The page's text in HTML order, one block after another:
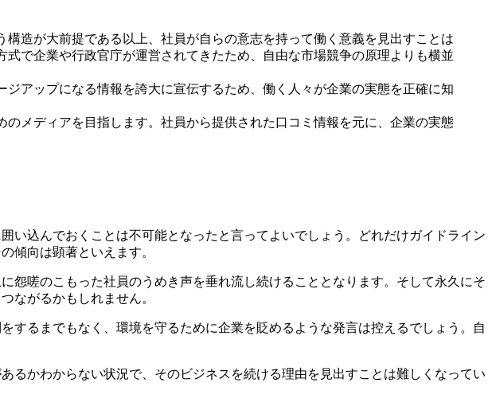
造が大前提である以上、社員が自らの意志を持って働く意義を見出すことは
で企業や行政官庁が運営されてきたため、自由な市場競争の原理よりも横並
アップになる情報を誇大に宣伝するため、働く人々が企業の実態を正確に知
メディアを目指します。社員から提供された口コミ情報を元に、企業の実態
い込んでおくことは不可能となったと言ってよいでしょう。どれだけガイドライン
傾向は顕著といえます。
怨嗟のこもった社員のうめき声を垂れ流し続けることとなります。そして永久にそ
ながるかもしれません。
るまでもなく、環境を守るために企業を貶めるような発言は控えるでしょう。自
るかわからない状況で、そのビジネスを続ける理由を見出すことは難しくなってい